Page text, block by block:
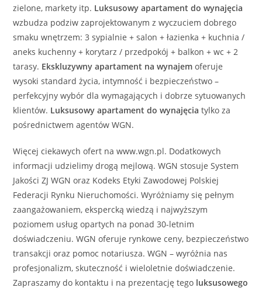
zielone, markety itp. Luksusowy apartament do wynajęcia
wzbudza podziw zaprojektowanym z wyczuciem dobrego
smaku wnętrzem: 3 sypialnie + salon + łazienka + kuchnia /
aneks kuchenny + korytarz / przedpokój + balkon + wc + 2
tarasy. Ekskluzywny apartament na wynajem oferuje
wysoki standard życia, intymność i bezpieczeństwo –
perfekcyjny wybór dla wymagających i dobrze sytuowanych
klientów. Luksusowy apartament do wynajęcia tylko za
pośrednictwem agentów WGN.
Więcej ciekawych ofert na www.wgn.pl. Dodatkowych
informacji udzielimy drogą mejlową. WGN stosuje System
Jakości ZJ WGN oraz Kodeks Etyki Zawodowej Polskiej
Federacji Rynku Nieruchomości. Wyróżniamy się pełnym
zaangażowaniem, ekspercką wiedzą i najwyższym
poziomem usług opartych na ponad 30-letnim
doświadczeniu. WGN oferuje rynkowe ceny, bezpieczeństwo
transakcji oraz pomoc notariusza. WGN – wyróżnia nas
profesjonalizm, skuteczność i wieloletnie doświadczenie.
Zapraszamy do kontaktu i na prezentację tego luksusowego